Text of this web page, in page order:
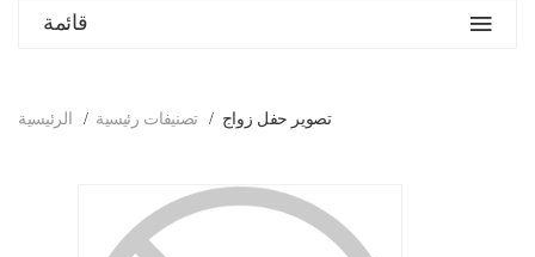
قائمة
الرئيسية تصنيفات رئيسية تصوير حفل زواج